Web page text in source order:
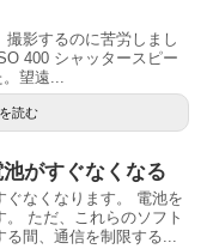
影するのに苦労しまし
400 シャッタースピー
望遠...
読む
がすぐなくなる
ぐなくなります。 電池を
ただ、これらのソフト
る間、通信を制限する...